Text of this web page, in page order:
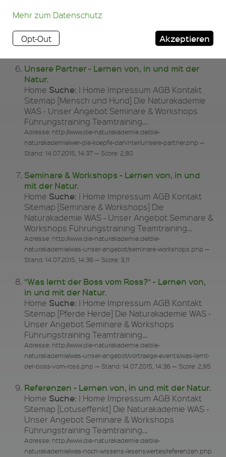
Adresse: http://www.die-naturakademie.de/die-
wassern-gewaschen.php — Stand: 14.07.2015, 14:36 — Score:
2,95 — 1 ähnliche Seite(n)
Unsere Partner - Lernen von, in und mit der
Natur.
Home Suche: | Home Impressum AGB Kontakt
Sitemap [Mensch und Hund] Die Naturakademie
WAS - Unser Angebot Seminare & Workshops
Führungstraining Teamtraining…
Adresse: http://www.die-naturakademie.de/die-
naturakademie/wer-die-koepfe-dahinter/unsere-partner.php —
Stand: 14.07.2015, 14:37 — Score: 2,80
Seminare & Workshops - Lernen von, in und
mit der Natur.
Home Suche: | Home Impressum AGB Kontakt
Sitemap [Seminare & Workshops] Die
Naturakademie WAS - Unser Angebot Seminare &
Workshops Führungstraining Teamtraining…
Adresse: http://www.die-naturakademie.de/die-
naturakademie/was-unser-angebot/seminare-workshops.php —
Stand: 14.07.2015, 14:36 — Score: 3,11
"Was lernt der Boss vom Ross?" - Lernen von,
in und mit der Natur.
Home Suche: | Home Impressum AGB Kontakt
Sitemap [Pferde Herde] Die Naturakademie WAS -
Unser Angebot Seminare & Workshops
Führungstraining Teamtraining…
Adresse: http://www.die-naturakademie.de/die-
naturakademie/was-unser-angebot/vortraege-events/was-lernt-
der-boss-vom-ross.php — Stand: 14.07.2015, 14:36 — Score: 2,95
Referenzen - Lernen von, in und mit der Natur.
Home Suche: | Home Impressum AGB Kontakt
Sitemap [Lotuseffenkt] Die Naturakademie WAS -
Unser Angebot Seminare & Workshops
Führungstraining Teamtraining…
Adresse: http://www.die-naturakademie.de/die-
naturakademie/was-noch-wissens-lesenswertes/referenzen.php
Mehr zum Datenschutz
Opt-Out Akzeptieren